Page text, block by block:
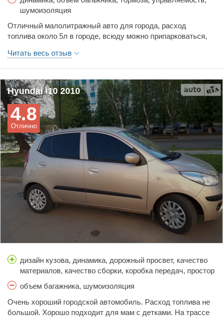
шумоизоляция
Отличный малолитражный авто для города, расход
топлива около 5л в городе, всюду можно припарковаться,
удобная,высокая посадка в машине, в салоне помещается
5 человек нормально, один минус это небольшой багажник.
Читать весь отзыв
Hyundai i10 2010
Отлично
4.8
дизайн кузова, динамика, дорожный просвет, качество
материалов, качество сборки, коробка передач, простор
тормоза, управляемость, цена
объем багажника, шумоизоляция
Очень хороший городской автомобиль. Расход топлива не
большой. Хорошо подходит для мам с детками. На трассе